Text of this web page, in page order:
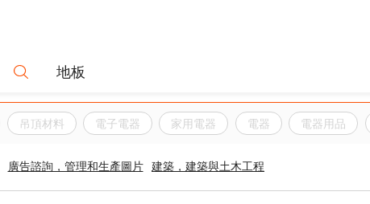
吊頂材料 電子電器 家用電器 電器 電器用品
廣告諮詢，管理和生產圖片 建築，建築與土木工程